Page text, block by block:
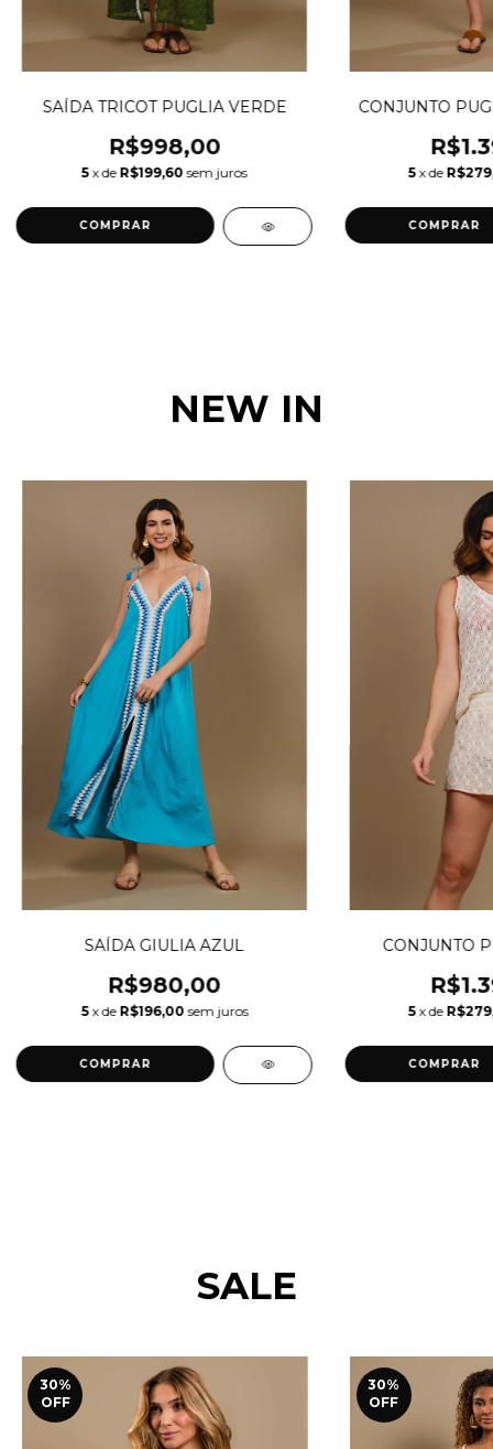
SAÍDA TRICOT PUGLIA VERDE
R$998,00
5 x de R$199,60 sem juros
COMPRAR
CONJUNTO
5 x de
COMPRAR
NEW IN
SAÍDA GIULIA AZUL
R$980,00
5 x de R$196,00 sem juros
COMPRAR
CONJUNTO
5 x de
COMPRAR
SALE
30%
OFF
30%
OFF